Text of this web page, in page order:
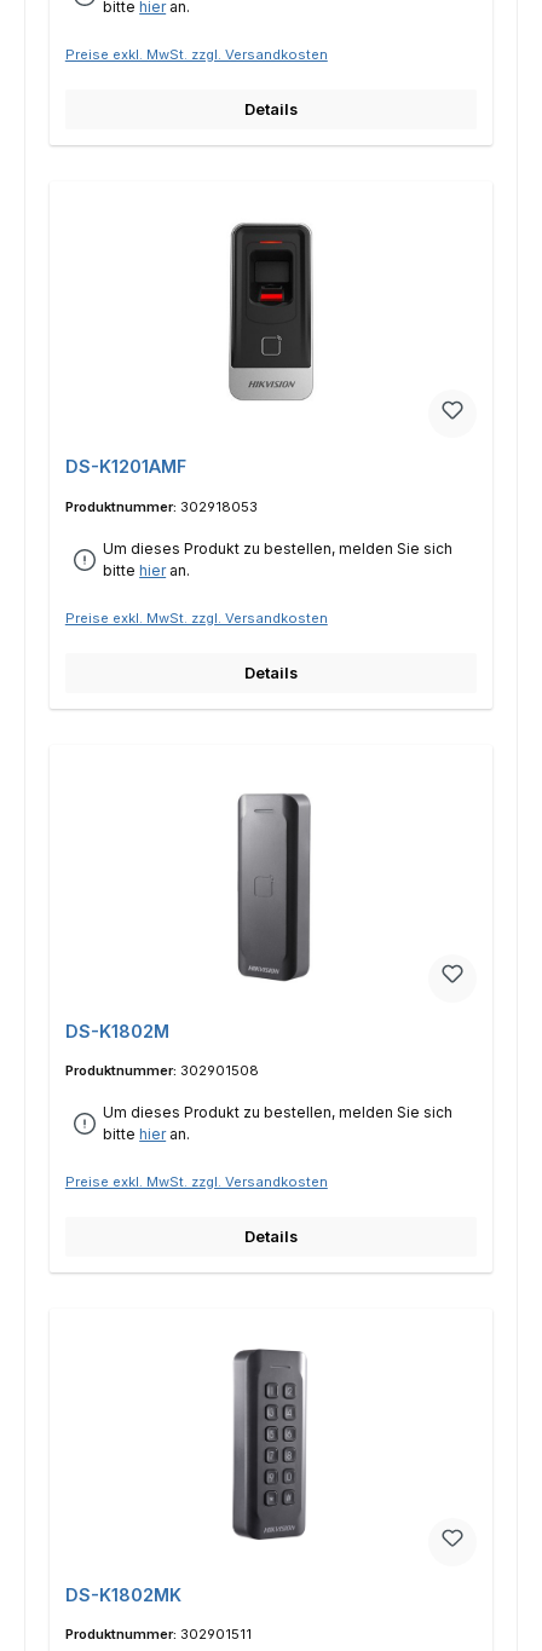
bittehieran.
Preise exkl. MwSt. zzgl. Versandkosten
Details
DS-K1201AMF
Produktnummer: 302918053
Um dieses Produkt zu bestellen, melden Sie sich
bittehieran.
Preise exkl. MwSt. zzgl. Versandkosten
Details
DS-K1802M
Produktnummer: 302901508
Um dieses Produkt zu bestellen, melden Sie sich
bittehieran.
Preise exkl. MwSt. zzgl. Versandkosten
Details
DS-K1802MK
Produktnummer: 302901511